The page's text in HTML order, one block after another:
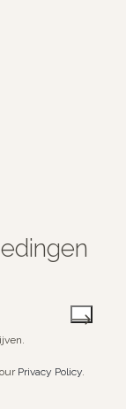
Privacy Policy.